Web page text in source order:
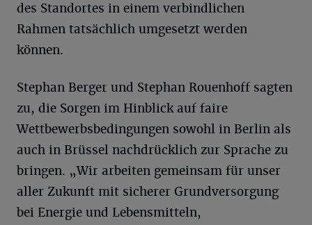
des Standortes in einem verbindlichen
Rahmen tatsächlich umgesetzt werden
können.
Stephan Berger und Stephan Rouenhoff sagten
zu, die Sorgen im Hinblick auf faire
Wettbewerbsbedingungen sowohl in Berlin als
auch in Brüssel nachdrücklich zur Sprache zu
bringen. „Wir arbeiten gemeinsam für unser
aller Zukunft mit sicherer Grundversorgung
bei Energie und Lebensmitteln,